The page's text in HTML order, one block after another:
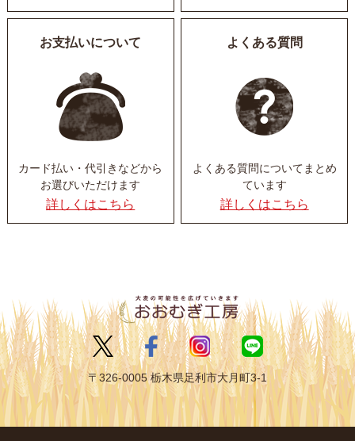
お支払いについて
カード払い・代引きなどから
お選びいただけます
詳しくはこちら
よくある質問
よくある質問についてまとめ
ています
詳しくはこちら
〒326-0005 栃木県足利市大月町3-1